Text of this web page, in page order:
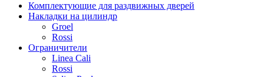
Комплектующие для раздвижных дверей
Накладки на цилиндр
Groel
Rossi
Ограничители
Linea Cali
Rossi